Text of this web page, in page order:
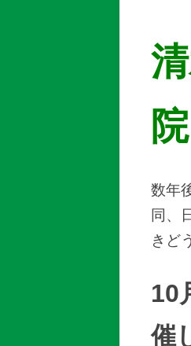
院
数年
同、
きど
10
催